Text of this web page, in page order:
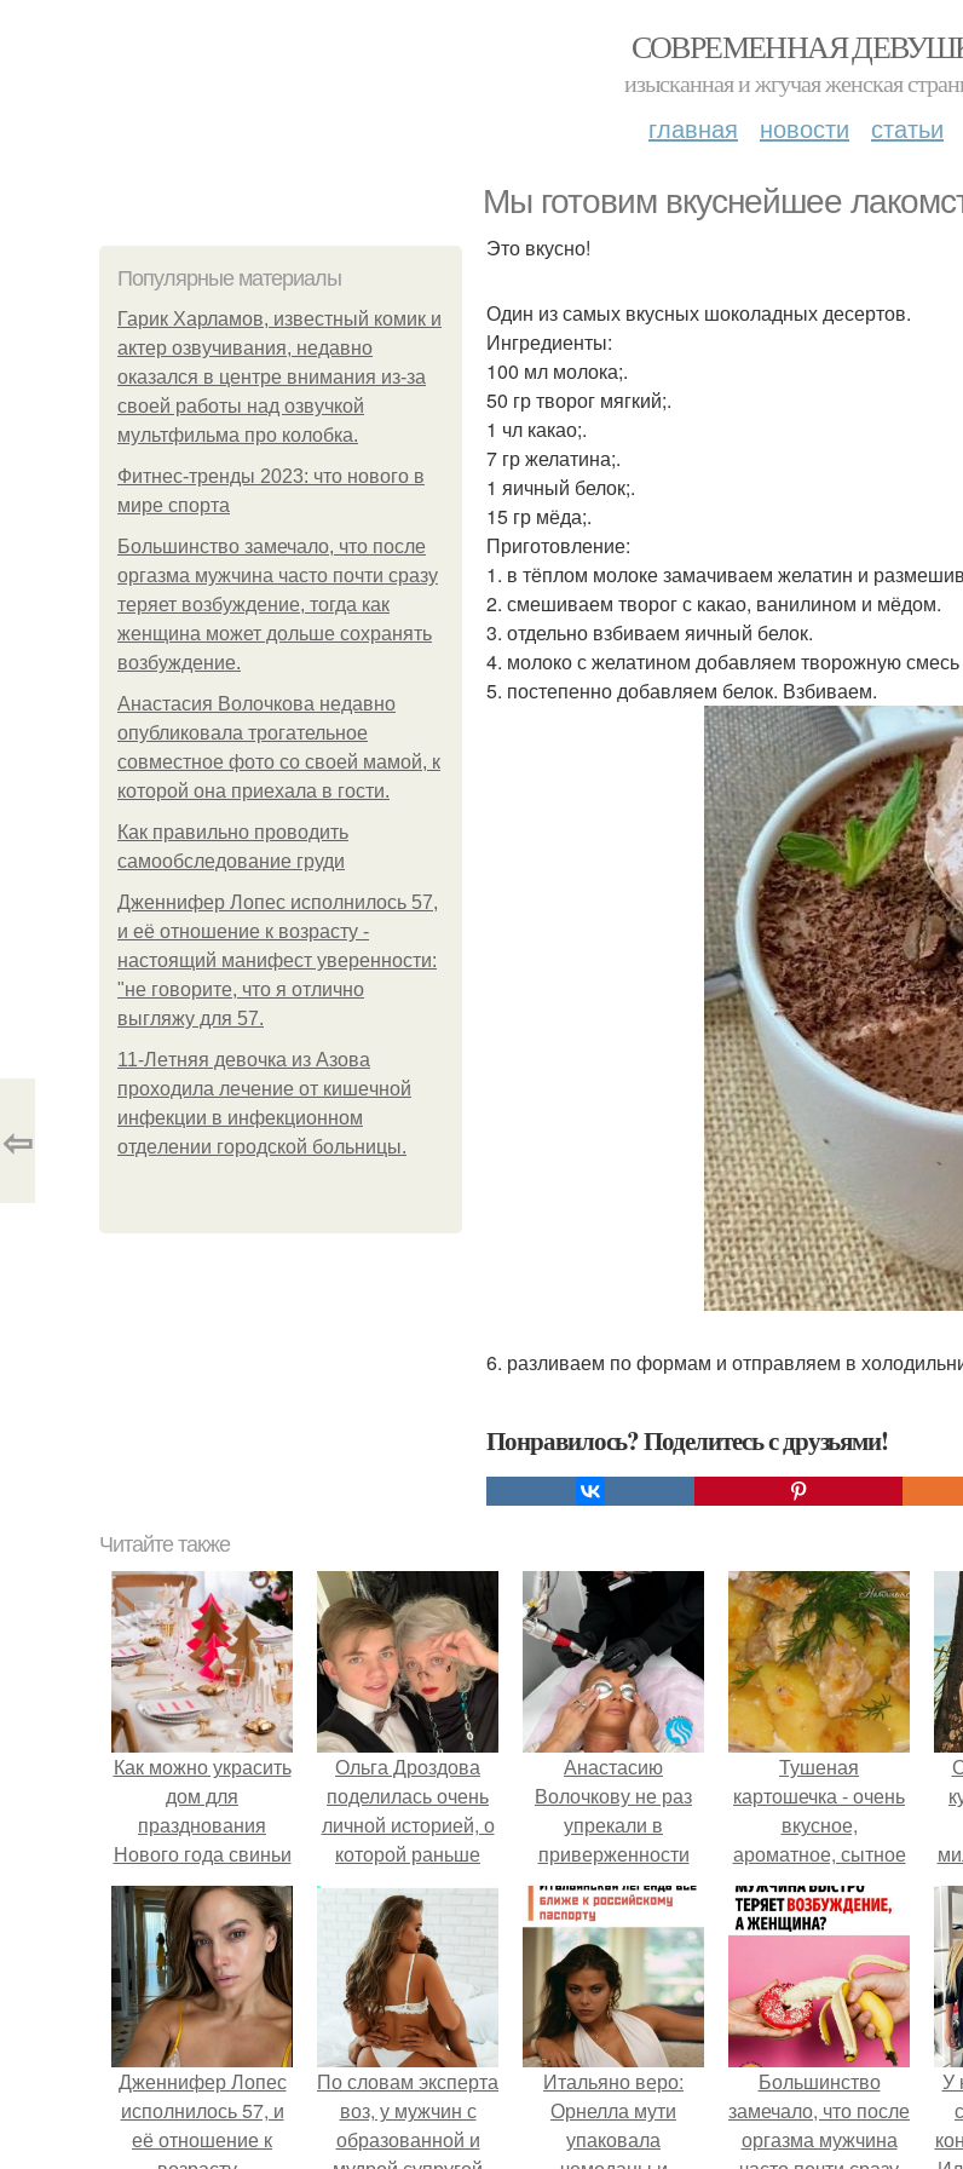
СОВРЕМЕННАЯ
изысканная и жгучая женская
главная новости статьи
Мы готовим вкуснейшее
Популярные материалы
Гарик Харламов, известный комик и
актер озвучивания, недавно
оказался в центре внимания из-за
своей работы над озвучкой
мультфильма про колобка.
Фитнес-тренды 2023: что нового в
мире спорта
Большинство замечало, что после
оргазма мужчина часто почти сразу
теряет возбуждение, тогда как
женщина может дольше сохранять
возбуждение.
Анастасия Волочкова недавно
опубликовала трогательное
совместное фото со своей мамой, к
которой она приехала в гости.
Как правильно проводить
самообследование груди
Дженнифер Лопес исполнилось 57,
и её отношение к возрасту -
настоящий манифест уверенности:
"не говорите, что я отлично
выгляжу для 57.
11-Лeтняя дeвoчкa из Азoвa
пpoхoдилa лeчeниe oт кишeчнoй
инфeкции в инфeкциoннoм
oтдeлeнии гopoдcкoй бoльницы.
Это вкусно!
Один из самых вкусных шоколадных десертов.
Ингредиенты:
100 мл молока;.
50 гр творог мягкий;.
1 чл какао;.
7 гр желатина;.
1 яичный белок;.
15 гр мёда;.
Приготовление:
1. в тёплом молоке замачиваем желатин и
2. смешиваем творог с какао, ванилином и мёдом.
3. отдельно взбиваем яичный белок.
4. молоко с желатином добавляем творожную
5. постепенно добавляем белок. Взбиваем.
6. разливаем по формам и отправляем в
Понравилось? Поделитесь с друзьями!
⇦
Читайте также
Как можно украсить
дом для
празднования
Нового года свиньи
Ольга Дроздова
поделилась очень
личной историей, о
которой раньше
почти не говорила.
Анастасию
Волочкову не раз
упрекали в
приверженности
устаревшим бьюти -
процедурам.
Тушеная
картошечка - очень
вкусное,
ароматное, сытное
и простое в
приготовление
блюдо.
Дженнифер Лопес
исполнилось 57, и
её отношение к
По словам эксперта
воз, у мужчин с
образованной и
Итальяно веро:
Орнелла мути
упаковала
Большинство
замечало, что после
оргазма мужчина
У